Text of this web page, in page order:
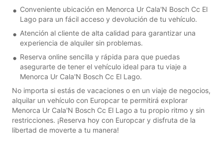
Conveniente ubicación en Menorca Ur Cala'N Bosch Cc El
Lago para un fácil acceso y devolución de tu vehículo.
Atención al cliente de alta calidad para garantizar una
experiencia de alquiler sin problemas.
Reserva online sencilla y rápida para que puedas
asegurarte de tener el vehículo ideal para tu viaje a
Menorca Ur Cala'N Bosch Cc El Lago.
No importa si estás de vacaciones o en un viaje de negocios,
alquilar un vehículo con Europcar te permitirá explorar
Menorca Ur Cala'N Bosch Cc El Lago a tu propio ritmo y sin
restricciones. ¡Reserva hoy con Europcar y disfruta de la
libertad de moverte a tu manera!